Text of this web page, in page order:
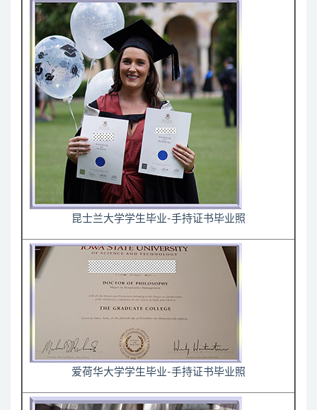
昆士兰大学学生毕业-手持证书毕业照
爱荷华大学学生毕业-手持证书毕业照